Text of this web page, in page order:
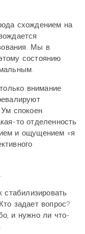
схождением на
Мы в
состоянию
внимание
спокоен.
то отделенность
и ощущением «я
стабилизировать
задает вопрос?
и нужно ли что-